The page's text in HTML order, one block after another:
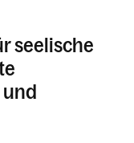
seelische